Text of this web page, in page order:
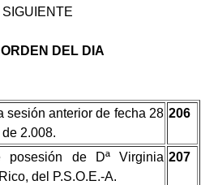
ORDEN DEL DIA
sesión anterior de fecha 28
2.008.
206
posesión de Dª Virginia
del P.S.O.E.-A.
207